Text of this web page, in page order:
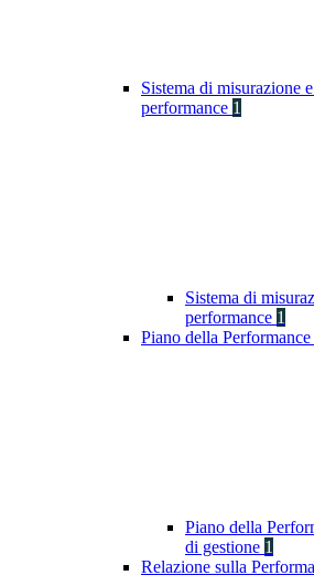
Sistema di misurazione
performance 1
Sistema di
performance 1
Piano della Performance
Piano della
di gestione 1
Relazione sulla